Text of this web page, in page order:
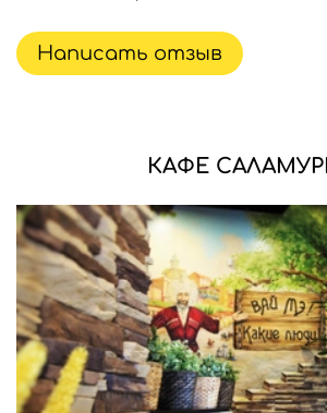
Написать отзыв
КАФЕ